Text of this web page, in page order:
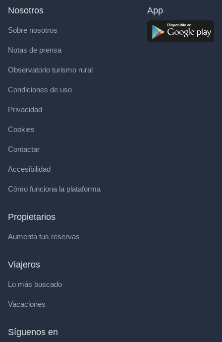
Nosotros
Sobre nosotros
Notas de prensa
Observatorio turismo rural
Condiciones de uso
Privacidad
Cookies
Contactar
Accesibilidad
Cómo funciona la plataforma
Propietarios
Aumenta tus reservas
Viajeros
Lo más buscado
Vacaciones
App
Síguenos en